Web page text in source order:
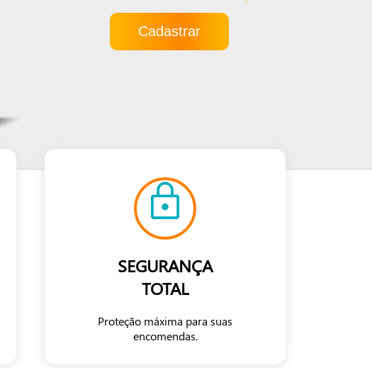
Cadastrar
SEGURANÇA
TOTAL
Proteção máxima para suas
encomendas.